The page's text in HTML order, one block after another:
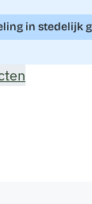
in stedelijk